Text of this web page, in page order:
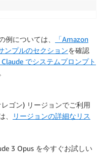
力します
new TextDecoder().decode
(decodedResponseBody
例については、
「Amazon
ンプルのセクションを確認
でシステムプロンプト
ゴン) リージョンでご利用
、
リージョンの詳細なリス
3 Opus を今すぐお試しい